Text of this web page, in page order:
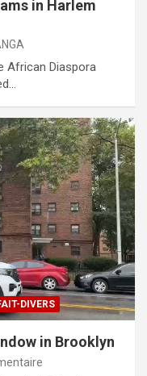
in Harlem
African Diaspora
DIVERS
in Brooklyn